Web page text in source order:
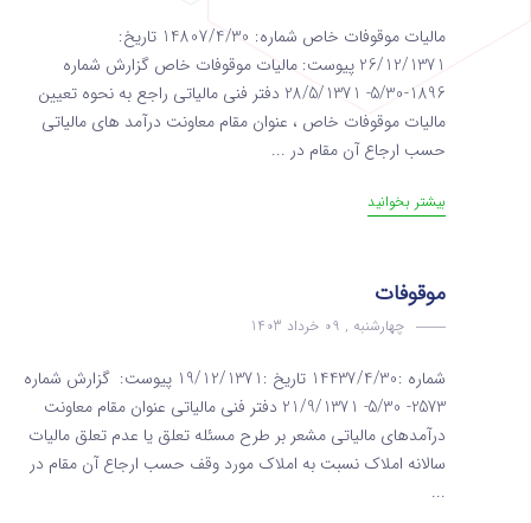
مالیات موقوفات خاص شماره: 14807/4/30 تاریخ:
26/12/1371 پیوست: مالیات موقوفات خاص گزارش شماره
1896-5/30- 28/5/1371 دفتر فنی مالیاتی راجع به نحوه تعیین
مالیات موقوفات خاص ، عنوان مقام معاونت درآمد های مالیاتی
حسب ارجاع آن مقام در ...
بیشتر بخوانید
موقوفات
چهارشنبه , 09 خرداد 1403
شماره :14437/4/30 تاریخ :19/12/1371 پیوست: گزارش شماره
2573- 5/30- 21/9/1371 دفتر فنی مالیاتی عنوان مقام معاونت
درآمدهای مالیاتی مشعر بر طرح مسئله تعلق یا عدم تعلق مالیات
سالانه املاک نسبت به املاک مورد وقف حسب ارجاع آن مقام در
...